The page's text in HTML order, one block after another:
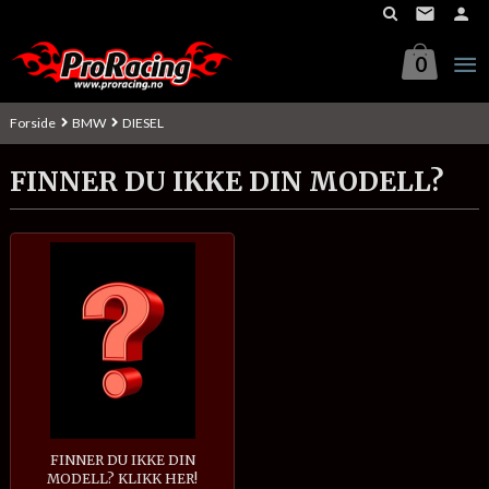
innholdet
0
Forside BMW DIESEL
FINNER DU IKKE DIN MODELL?
FINNER DU IKKE DIN
MODELL? KLIKK HER!